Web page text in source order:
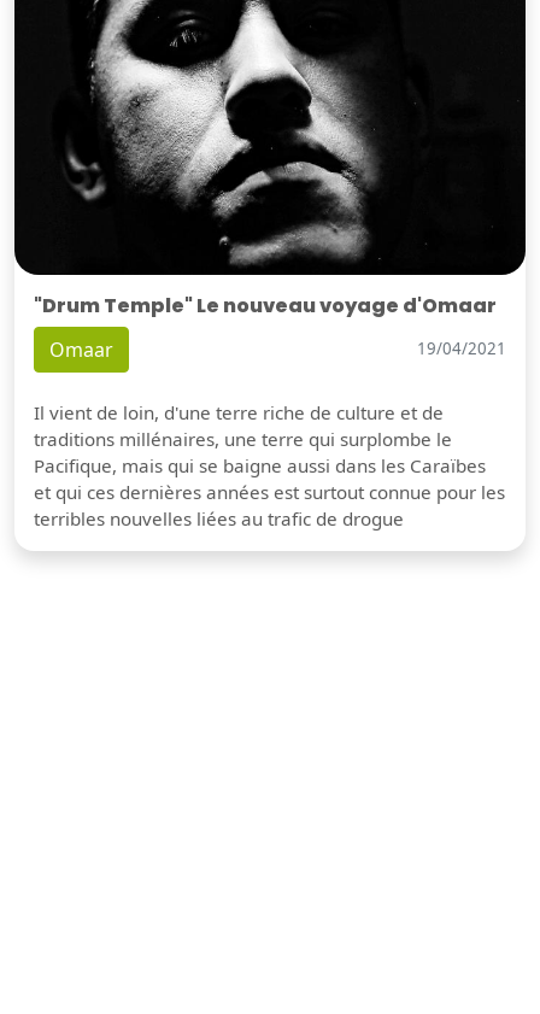
"Drum Temple" Le nouveau voyage d'Omaar
Omaar 19/04/2021
Il vient de loin, d'une terre riche de culture et de
traditions millénaires, une terre qui surplombe le
Pacifique, mais qui se baigne aussi dans les Caraïbes
et qui ces dernières années est surtout connue pour les
terribles nouvelles liées au trafic de drogue